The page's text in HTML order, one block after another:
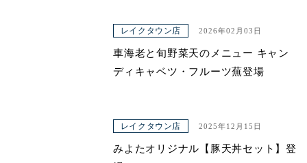
レイクタウン店 2026年02月03日
車海老と旬野菜天のメニュー キャン
ディキャベツ・フルーツ蕪登場
レイクタウン店 2025年12月15日
みよたオリジナル【豚天丼セット】登